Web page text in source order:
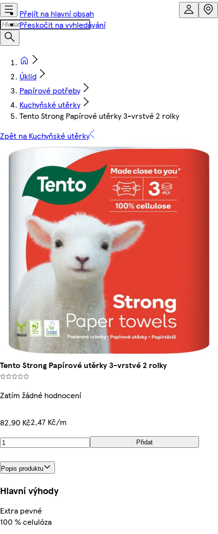
Přejít na hlavní obsah
Přeskočit na vyhledávání
Úklid
Papírové potřeby
Kuchyňské utěrky
Tento Strong Papírové utěrky 3-vrstvé 2 rolky
Zpět na Kuchyňské utěrky
Tento Strong Papírové utěrky 3-vrstvé 2 rolky
Zatím žádné hodnocení
82,90 Kč2,47 Kč/m
Přidat
Popis produktu
Hlavní výhody
Extra pevné
100 % celulóza